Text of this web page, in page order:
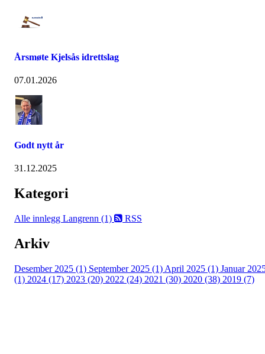
Årsmøte Kjelsås idrettslag
07.01.2026
Godt nytt år
31.12.2025
Kategori
Alle innlegg Langrenn (1) RSS
Arkiv
Desember 2025 (1) September 2025 (1) April 2025 (1) Januar
(1) 2024 (17) 2023 (20) 2022 (24) 2021 (30) 2020 (38) 2019 (7)